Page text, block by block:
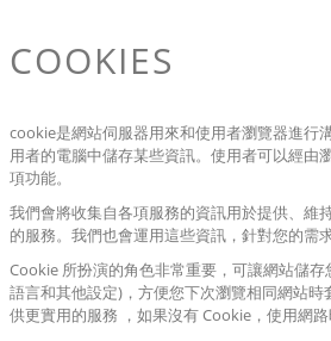
COOKIES
cookie是網站伺服器用來和使用者瀏覽器進行
用者的電腦中儲存某些資訊。使用者可以經由
項功能。
我們會將收集自各項服務的資訊用於提供、維
的服務。我們也會運用這些資訊，針對您的需
Cookie 所扮演的角色非常重要，可讓網站儲
語言和其他設定)，方便您下次瀏覽相同網站時
供更實用的服務 ，如果沒有 Cookie，使用網路